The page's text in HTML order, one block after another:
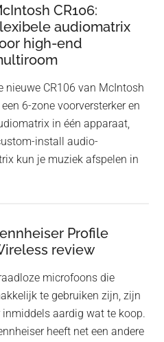
–
4
CR106:
audiomatrix
high-end
nieuwe CR106 van McIntosh
een 6-zone voorversterker en
in één apparaat,
install audio-
kun je muziek afspelen in
Profile
review
microfoons die
te gebruiken zijn, zijn
inmiddels aardig wat te koop.
heeft net een andere